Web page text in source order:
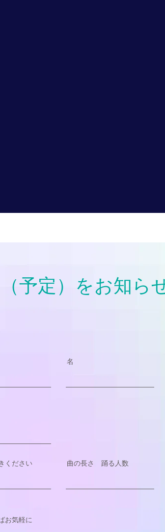
予定）をお知ら
名
ください 曲の長さ 踊る人数
お気軽に